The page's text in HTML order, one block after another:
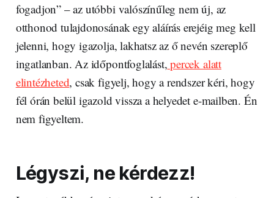
fogadjon” – az utóbbi valószínűleg nem új, az
otthonod tulajdonosának egy aláírás erejéig meg kell
jelenni, hogy igazolja, lakhatsz az ő nevén szereplő
ingatlanban. Az időpontfoglalást, percek alatt
elintézheted, csak figyelj, hogy a rendszer kéri, hogy
fél órán belül igazold vissza a helyedet e-mailben. Én
nem figyeltem.
Légyszi, ne kérdezz!